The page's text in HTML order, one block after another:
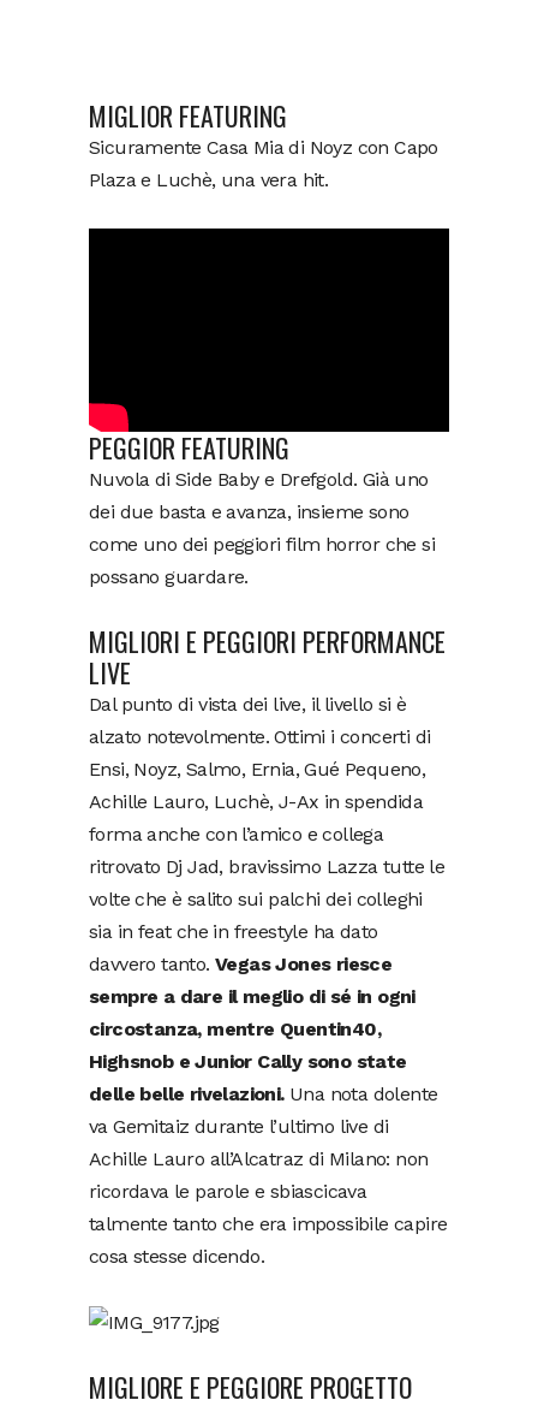
MIGLIOR FEATURING
Sicuramente Casa Mia di Noyz con Capo
Plaza e Luchè, una vera hit.
PEGGIOR FEATURING
Nuvola di Side Baby e Drefgold. Già uno
dei due basta e avanza, insieme sono
come uno dei peggiori film horror che si
possano guardare.
MIGLIORI E PEGGIORI PERFORMANCE
LIVE
Dal punto di vista dei live, il livello si è
alzato notevolmente. Ottimi i concerti di
Ensi, Noyz, Salmo, Ernia, Gué Pequeno,
Achille Lauro, Luchè, J-Ax in spendida
forma anche con l’amico e collega
ritrovato Dj Jad, bravissimo Lazza tutte le
volte che è salito sui palchi dei colleghi
sia in feat che in freestyle ha dato
davvero tanto.Vegas Jones riesce
sempre a dare il meglio di sé in ogni
circostanza, mentre Quentin40,
Highsnob e Junior Cally sono state
delle belle rivelazioni.Una nota dolente
va Gemitaiz durante l’ultimo live di
Achille Lauro all’Alcatraz di Milano: non
ricordava le parole e sbiascicava
talmente tanto che era impossibile capire
cosa stesse dicendo.
MIGLIORE E PEGGIORE PROGETTO